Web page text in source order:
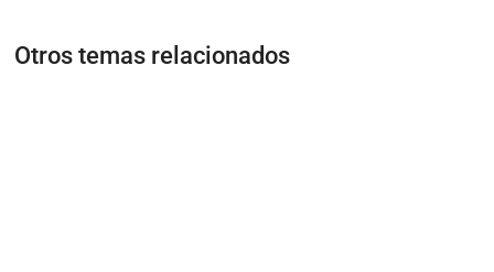
Otros temas relacionados